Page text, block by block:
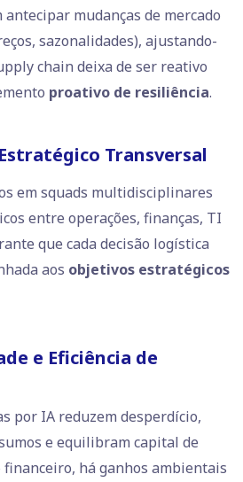
mudanças de mercado
sazonalidades), ajustando-
chain deixa de ser reativo
proativo de resiliência.
Transversal
em squads multidisciplinares
entre operações, finanças, TI
que cada decisão logística
aos objetivos estratégicos
e Eficiência de
por IA reduzem desperdício,
e equilibram capital de
financeiro, há ganhos ambientais